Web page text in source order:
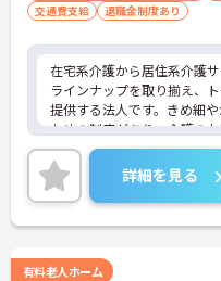
交通費支給
退職金制度あり
在宅系介護から居住系介護
ラインナップを取り揃え、
提供する法人です。きめ細
ための制度があり、介護の
ランクのある方、子育て中
境があります。ご興味ある方
トなど、さらに詳細をお話
にご相談ください！
詳細を見る
有料老人ホーム